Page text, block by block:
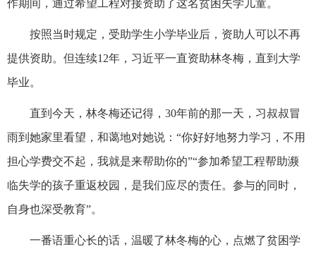
作期间，通过希望工程对接资助了这名贫困失学儿童。
按照当时规定，受助学生小学毕业后，资助人可以不再
提供资助。但连续12年，习近平一直资助林冬梅，直到大学
毕业。
直到今天，林冬梅还记得，30年前的那一天，习叔叔冒
雨到她家里看望，和蔼地对她说：“你好好地努力学习，不用
担心学费交不起，我就是来帮助你的”“参加希望工程帮助濒
临失学的孩子重返校园，是我们应尽的责任。参与的同时，
自身也深受教育”。
一番语重心长的话，温暖了林冬梅的心，点燃了贫困学